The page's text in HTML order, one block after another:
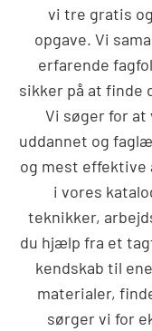
vi tre gratis
opgave. Vi
erfarende
sikker på at
Vi søger for
uddannet og
og mest effektive
i vores
teknikker,
du hjælp fra et
kendskab til
materialer,
sørger vi for